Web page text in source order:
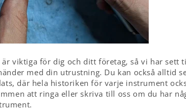
viktiga för dig och ditt företag, så vi har sett
med din utrustning. Du kan också alltid
där hela historiken för varje instrument
att ringa eller skriva till oss om du har